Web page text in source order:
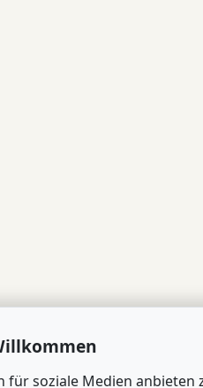
für soziale Medien anbieten